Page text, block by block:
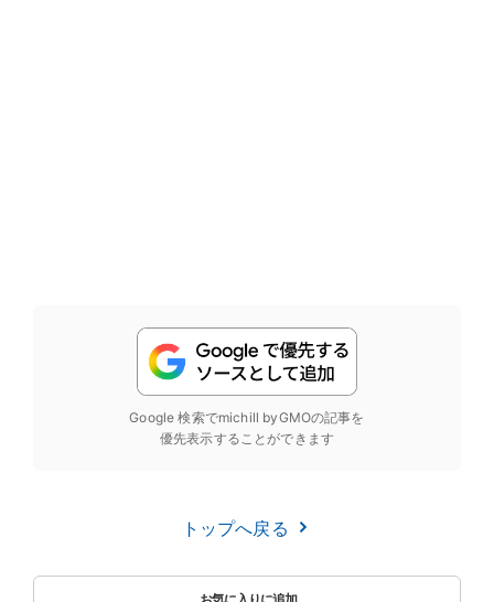
Google 検索でmichill byGMOの記事を
優先表示することができます
トップへ戻る